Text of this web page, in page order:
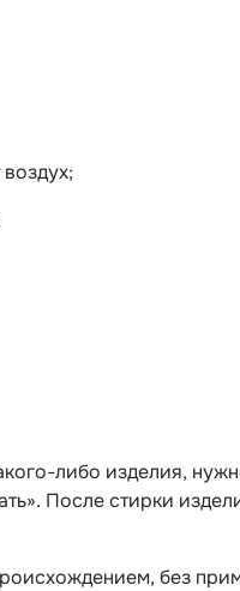
либо изделия,
После стирки
без